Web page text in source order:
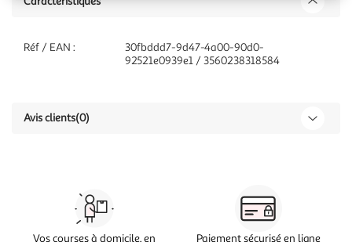
Réf / EAN :
30fbddd7-9d47-4a00-90d0-
92521e0939e1 / 3560238318584
Avis clients(0)
Vos courses à domicile, en
Paiement sécurisé en ligne